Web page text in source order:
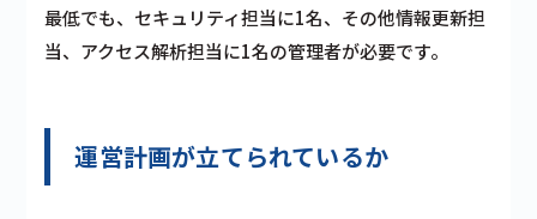
最低でも、セキュリティ担当に1名、その他情報更新担
当、アクセス解析担当に1名の管理者が必要です。
運営計画が立てられているか